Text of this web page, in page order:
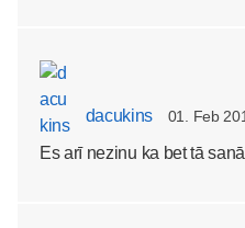
dacukins 01. Feb
Es arī nezinu ka bet tā